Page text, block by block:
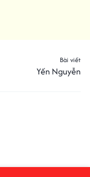
Bài viết
Yến Nguyễn